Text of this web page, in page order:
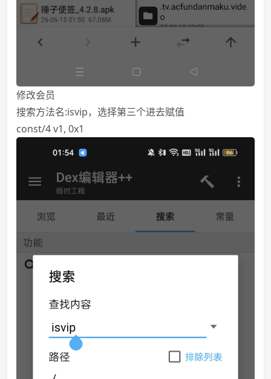
修改会员
搜索方法名:isvip，选择第三个进去赋值
const/4 v1, 0x1